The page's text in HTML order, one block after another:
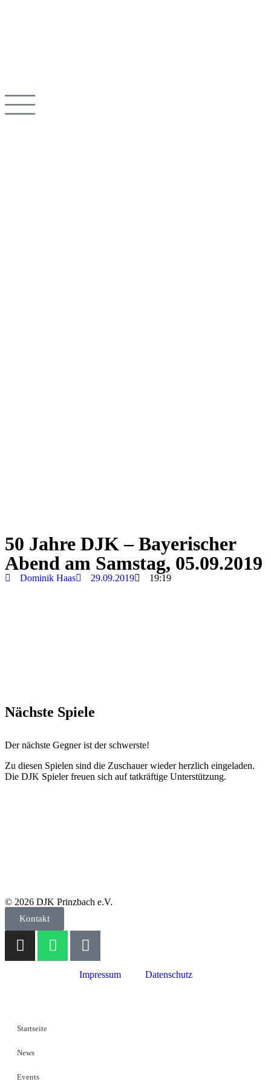
50 Jahre DJK – Bayerischer
Abend am Samstag, 05.09.2019
Dominik Haas 29.09.2019 19:19
Nächste Spiele
Der nächste Gegner ist der schwerste!
Zu diesen Spielen sind die Zuschauer wieder herzlich eingeladen.
Die DJK Spieler freuen sich auf tatkräftige Unterstützung.
© 2026 DJK Prinzbach e.V.
Kontakt
Impressum Datenschutz
Startseite
News
Events